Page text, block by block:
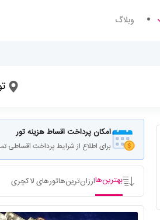
وبلاگ
امکان پرداخت اقساط هزینه تور
برای اطلاع از شرایط پرداخت اقساطی
بهترین‌هاارزان‌ترین‌هاتورهای لاکچری